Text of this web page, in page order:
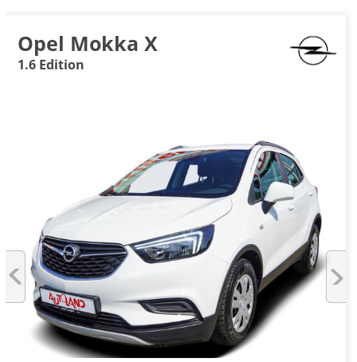
Opel Mokka X
1.6 Edition